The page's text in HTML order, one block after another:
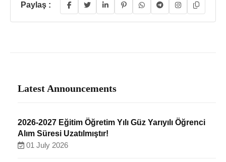
Paylaş :
Latest Announcements
2026-2027 Eğitim Öğretim Yılı Güz Yarıyılı Öğrenci
Alım Süresi Uzatılmıştır!
01 July 2026